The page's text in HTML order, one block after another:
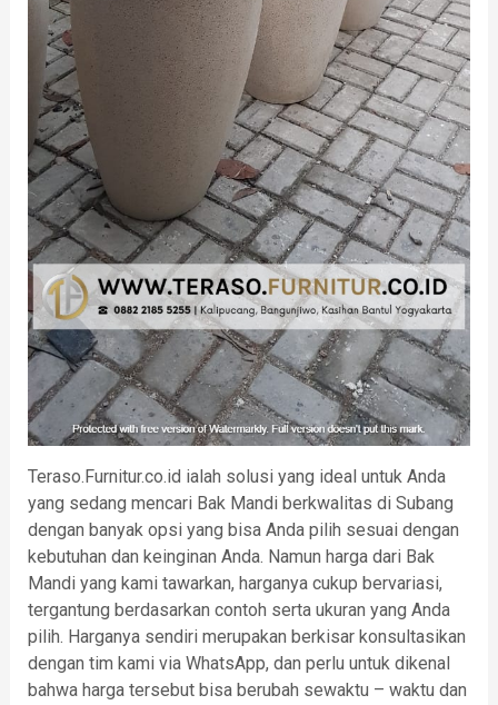
Teraso.Furnitur.co.id ialah solusi yang ideal untuk Anda
yang sedang mencari Bak Mandi berkwalitas di Subang
dengan banyak opsi yang bisa Anda pilih sesuai dengan
kebutuhan dan keinginan Anda. Namun harga dari Bak
Mandi yang kami tawarkan, harganya cukup bervariasi,
tergantung berdasarkan contoh serta ukuran yang Anda
pilih. Harganya sendiri merupakan berkisar konsultasikan
dengan tim kami via WhatsApp, dan perlu untuk dikenal
bahwa harga tersebut bisa berubah sewaktu – waktu dan